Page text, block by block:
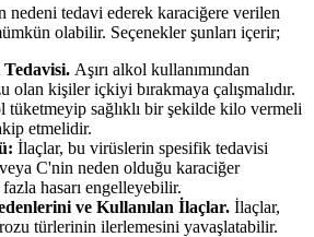
nedeni tedavi ederek karaciğere verilen
olabilir. Seçenekler şunları içerir;
Tedavisi. Aşırı alkol kullanımından
olan kişiler içkiyi bırakmaya çalışmalıdır.
tüketmeyip sağlıklı bir şekilde kilo vermeli
etmelidir.
İlaçlar, bu virüslerin spesifik tedavisi
C'nin neden olduğu karaciğer
hasarı engelleyebilir.
ve Kullanılan İlaçlar. İlaçlar,
türlerinin ilerlemesini yavaşlatabilir.